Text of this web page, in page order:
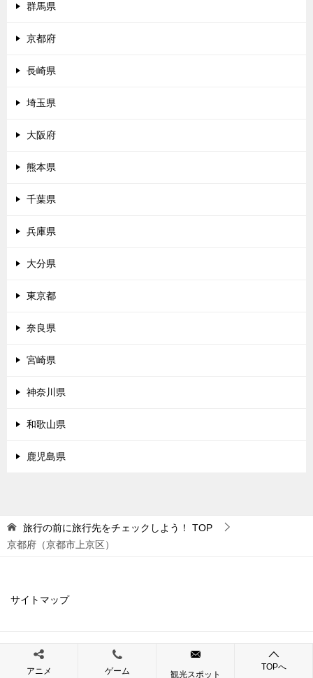
群馬県
京都府
長崎県
埼玉県
大阪府
熊本県
千葉県
兵庫県
大分県
東京都
奈良県
宮崎県
神奈川県
和歌山県
鹿児島県
旅行の前に旅行先をチェックしよう！
TOP
京都府（京都市上京区）
サイトマップ
© 2019 旅行の前に旅行先をチェックしよう！
アニメ ゲーム 観光スポット
TOPへ